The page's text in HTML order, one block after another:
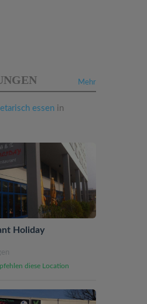
Mehr
essen in
Holiday
diese Location